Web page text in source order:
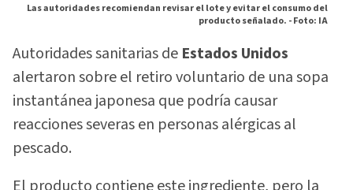
Las autoridades recomiendan revisar el lote y evitar el consumo del
producto señalado. -Foto: IA
Autoridades sanitarias de Estados Unidos
alertaron sobre el retiro voluntario de una sopa
instantánea japonesa que podría causar
reacciones severas en personas alérgicas al
pescado.